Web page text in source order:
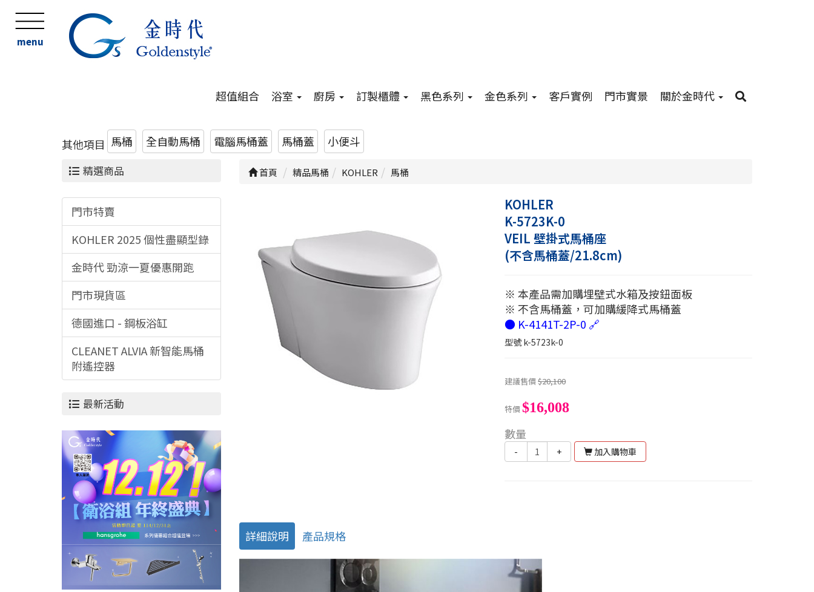
menu
超值組合 浴室 廚房 訂製櫃體 黑色系列 金色系列 客戶實例 門市實景 關於金時代
其他項目 馬桶 全自動馬桶 電腦馬桶蓋 馬桶蓋 小便斗
精選商品
門市特賣
KOHLER 2025 個性盡顯型錄
金時代 勁涼一夏優惠開跑
門市現貨區
德國進口 - 鋼板浴缸
CLEANET ALVIA 新智能馬桶
附遙控器
最新活動
首頁 精品馬桶 KOHLER 馬桶
KOHLER
K-5723K-0
VEIL 壁掛式馬桶座
(不含馬桶蓋/21.8cm)
※ 本產品需加購埋壁式水箱及按鈕面板
※ 不含馬桶蓋，可加購緩降式馬桶蓋
● K-4141T-2P-0 🔗
型號k-5723k-0
建議售價$20,100
特價$16,008
數量
- + 加入購物車
詳細說明 產品規格